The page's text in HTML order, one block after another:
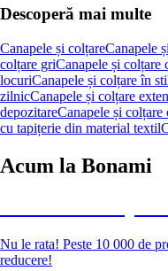
Descoperă mai multe
Canapele și colțareCanapele
colțare griCanapele și colțare
locuriCanapele și colțare în
zilnicCanapele și colțare
depozitareCanapele și
cu tapițerie din material textil
Acum la Bonami
Nu le rata! Peste 10 000 de
reducere!